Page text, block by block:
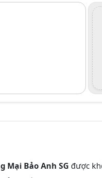
Mại Bảo Anh SG được